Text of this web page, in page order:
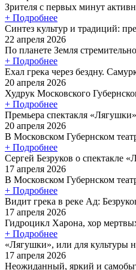
Зрителя с первых минут
+ Подробнее
Синтез культур и традиций:
22 апреля 2026
По планете Земля
+ Подробнее
Ехал грека через бездну.
20 апреля 2026
Худрук Московского
+ Подробнее
Премьера спектакля
20 апреля 2026
В Московском Губернском
+ Подробнее
Сергей Безруков о спектакле
17 апреля 2026
В Московском Губернском
+ Подробнее
Видит грека в реке Ад:
17 апреля 2026
Гидроцикл Харона, хор
+ Подробнее
«Лягушки», или для культуры
17 апреля 2026
Неожиданный, яркий и